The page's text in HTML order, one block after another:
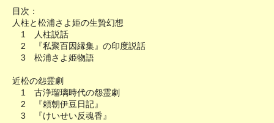
目次：
人柱と松浦さよ姫の生贄幻想
1 人柱説話
2 『私聚百因縁集』の印度説話
3 松浦さよ姫物語
近松の怨霊劇
1 古浄瑠璃時代の怨霊劇
2 『頼朝伊豆日記』
3 『けいせい反魂香』